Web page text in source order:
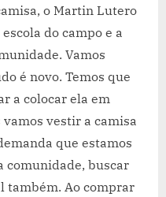
o Martin Lutero
do campo e a
Vamos
é novo. Temos que
a colocar ela em
vestir a camisa
que estamos
comunidade, buscar
também. Ao comprar